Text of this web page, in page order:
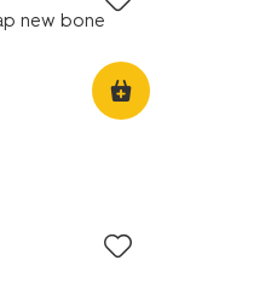
new bone